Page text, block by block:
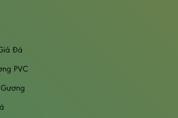
Đá
PVC
Gương